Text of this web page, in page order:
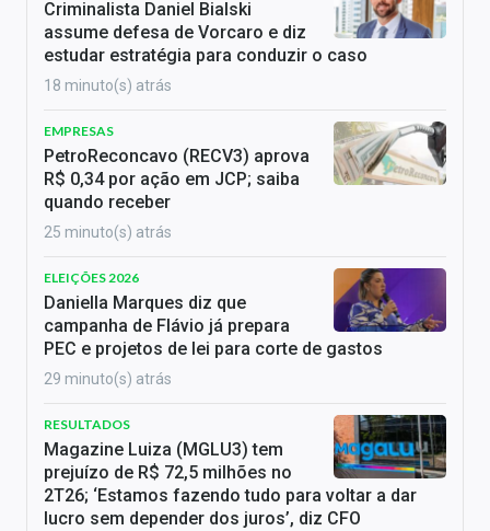
Criminalista Daniel Bialski
assume defesa de Vorcaro e diz
estudar estratégia para conduzir o caso
18 minuto(s) atrás
EMPRESAS
PetroReconcavo (RECV3) aprova
R$ 0,34 por ação em JCP; saiba
quando receber
25 minuto(s) atrás
ELEIÇÕES 2026
Daniella Marques diz que
campanha de Flávio já prepara
PEC e projetos de lei para corte de gastos
29 minuto(s) atrás
RESULTADOS
Magazine Luiza (MGLU3) tem
prejuízo de R$ 72,5 milhões no
2T26; ‘Estamos fazendo tudo para voltar a dar
lucro sem depender dos juros’, diz CFO